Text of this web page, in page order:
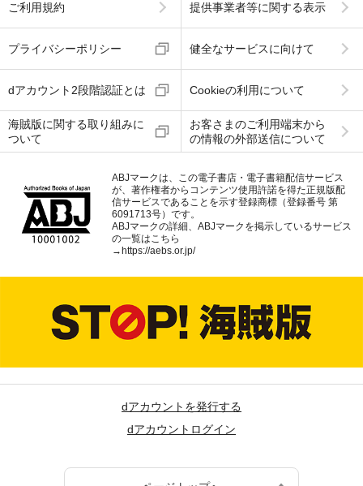
ご利用規約 提供事業者等に関する表示
プライバシーポリシー 健全なサービスに向けて
dアカウント2段階認証とは Cookieの利用について
海賊版に関する取り組みに
ついて
お客さまのご利用端末から
の情報の外部送信について
ABJマークは、この電子書店・電子書籍配信サービス
が、著作権者からコンテンツ使用許諾を得た正規版配
信サービスであることを示す登録商標（登録番号 第
6091713号）です。
ABJマークの詳細、ABJマークを掲示しているサービス
の一覧はこちら
→ https://aebs.or.jp/
dアカウントを発行する
dアカウントログイン